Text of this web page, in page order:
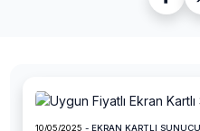
10/05/2025 - EKRAN KARTLI